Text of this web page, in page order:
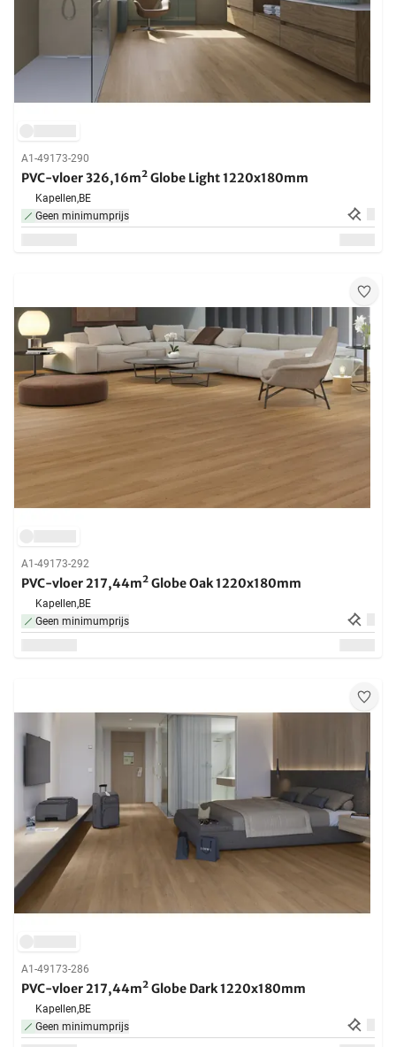
A1-49173-290
PVC-vloer 326,16m² Globe Light 1220x180mm
Kapellen,BE
Geen minimumprijs
A1-49173-292
PVC-vloer 217,44m² Globe Oak 1220x180mm
Kapellen,BE
Geen minimumprijs
A1-49173-286
PVC-vloer 217,44m² Globe Dark 1220x180mm
Kapellen,BE
Geen minimumprijs